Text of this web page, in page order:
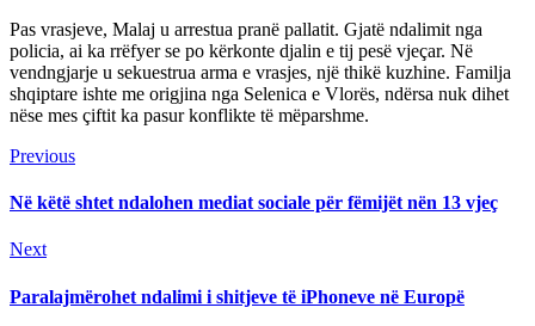
Pas vrasjeve, Malaj u arrestua pranë pallatit. Gjatë ndalimit nga
policia, ai ka rrëfyer se po kërkonte djalin e tij pesë vjeçar. Në
vendngjarje u sekuestrua arma e vrasjes, një thikë kuzhine. Familja
shqiptare ishte me origjina nga Selenica e Vlorës, ndërsa nuk dihet
nëse mes çiftit ka pasur konflikte të mëparshme.
Continue
Reading
PreviousPrevious
Në këtë shtet ndalohen mediat sociale për fëmijët nën 13 vjeç
NextNext
Paralajmërohet ndalimi i shitjeve të iPhoneve në Europë